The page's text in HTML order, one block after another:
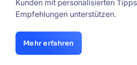
Kunden mit personalisierten
Empfehlungen unterstützen.
Mehr erfahren